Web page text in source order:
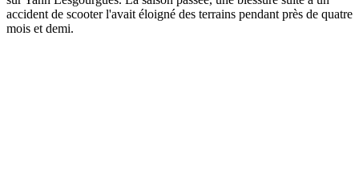
accident de scooter l'avait éloigné des terrains pendant près de quatre
mois et demi.